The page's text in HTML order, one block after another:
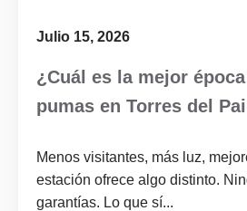
Julio 15, 2026
¿Cuál es la mejor
pumas en Torres del
Menos visitantes, más luz,
estación ofrece algo distinto.
garantías. Lo que sí...